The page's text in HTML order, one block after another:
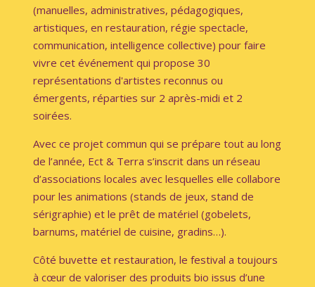
(manuelles, administratives, pédagogiques,
artistiques, en restauration, régie spectacle,
communication, intelligence collective) pour faire
vivre cet événement qui propose 30
représentations d'artistes reconnus ou
émergents, réparties sur 2 après-midi et 2
soirées.
Avec ce projet commun qui se prépare tout au long
de l’année, Ect & Terra s’inscrit dans un réseau
d’associations locales avec lesquelles elle collabore
pour les animations (stands de jeux, stand de
sérigraphie) et le prêt de matériel (gobelets,
barnums, matériel de cuisine, gradins…).
Côté buvette et restauration, le festival a toujours
à cœur de valoriser des produits bio issus d’une